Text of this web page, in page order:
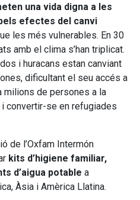
una vida digna a les
efectes del canvi
les més vulnerables. En 30
amb el clima s’han triplicat.
i huracans estan canviant
dificultant el seu accés a
milions de persones a la
convertir-se en refugiades
de l’Oxfam Intermón
kits d’higiene familiar,
d’aigua potable a
Àsia i Amèrica Llatina.